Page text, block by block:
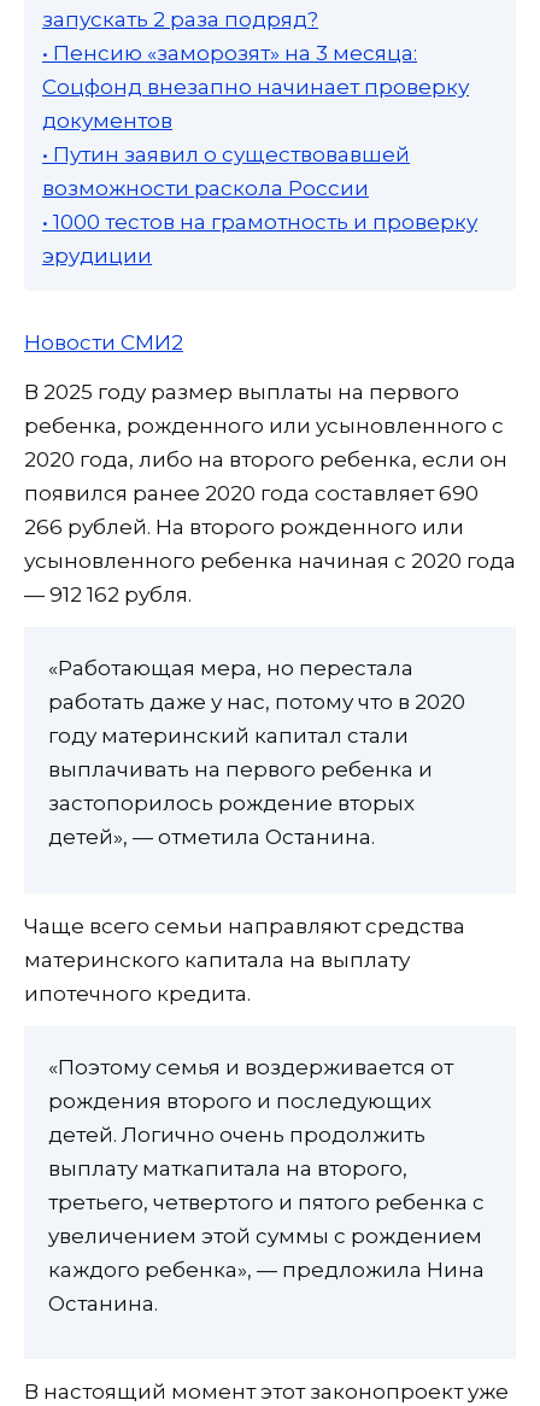
запускать 2 раза подряд?
• Пенсию «заморозят» на 3 месяца:
Соцфонд внезапно начинает проверку
документов
• Путин заявил о существовавшей
возможности раскола России
• 1000 тестов на грамотность и проверку
эрудиции
Новости СМИ2
В 2025 году размер выплаты на первого
ребенка, рожденного или усыновленного с
2020 года, либо на второго ребенка, если он
появился ранее 2020 года составляет 690
266 рублей. На второго рожденного или
усыновленного ребенка начиная с 2020 года
— 912 162 рубля.
«Работающая мера, но перестала
работать даже у нас, потому что в 2020
году материнский капитал стали
выплачивать на первого ребенка и
застопорилось рождение вторых
детей», — отметила Останина.
Чаще всего семьи направляют средства
материнского капитала на выплату
ипотечного кредита.
«Поэтому семья и воздерживается от
рождения второго и последующих
детей. Логично очень продолжить
выплату маткапитала на второго,
третьего, четвертого и пятого ребенка с
увеличением этой суммы с рождением
каждого ребенка», — предложила Нина
Останина.
В настоящий момент этот законопроект уже